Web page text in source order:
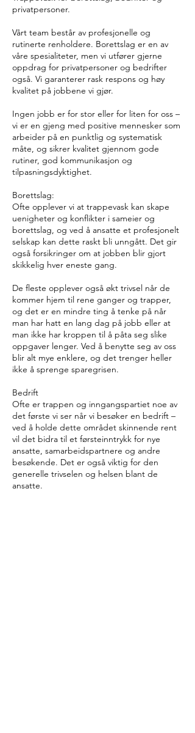
privatpersoner.
Vårt team består av profesjonelle og
rutinerte renholdere. Borettslag er en av
våre spesialiteter, men vi utfører gjerne
oppdrag for privatpersoner og bedrifter
også. Vi garanterer rask respons og høy
kvalitet på jobbene vi gjør.
Ingen jobb er for stor eller for liten for oss –
vi er en gjeng med positive mennesker som
arbeider på en punktlig og systematisk
måte, og sikrer kvalitet gjennom gode
rutiner, god kommunikasjon og
tilpasningsdyktighet.
Borettslag:
Ofte opplever vi at trappevask kan skape
uenigheter og konflikter i sameier og
borettslag, og ved å ansatte et profesjonelt
selskap kan dette raskt bli unngått. Det gir
også forsikringer om at jobben blir gjort
skikkelig hver eneste gang.
De fleste opplever også økt trivsel når de
kommer hjem til rene ganger og trapper,
og det er en mindre ting å tenke på når
man har hatt en lang dag på jobb eller at
man ikke har kroppen til å påta seg slike
oppgaver lenger. Ved å benytte seg av oss
blir alt mye enklere, og det trenger heller
ikke å sprenge sparegrisen.
Bedrift
Ofte er trappen og inngangspartiet noe av
det første vi ser når vi besøker en bedrift –
ved å holde dette området skinnende rent
vil det bidra til et førsteinntrykk for nye
ansatte, samarbeidspartnere og andre
besøkende. Det er også viktig for den
generelle trivselen og helsen blant de
ansatte.